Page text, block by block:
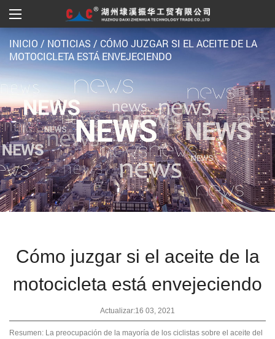
INICIO / NOTICIAS / CÓMO JUZGAR SI EL ACEITE DE LA
MOTOCICLETA ESTÁ ENVEJECIENDO
Cómo juzgar si el aceite de la
motocicleta está envejeciendo
Actualizar:16 03, 2021
Resumen: La preocupación de la mayoría de los ciclistas sobre el aceite del